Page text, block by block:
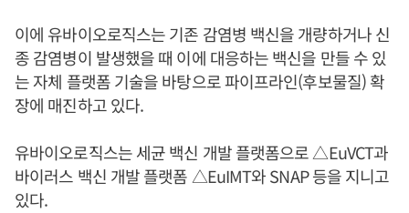
이에 유바이오로직스는 기존 감염병 백신을 개량하거나 신
종 감염병이 발생했을 때 이에 대응하는 백신을 만들 수 있
는 자체 플랫폼 기술을 바탕으로 파이프라인(후보물질) 확
장에 매진하고 있다.
유바이오로직스는 세균 백신 개발 플랫폼으로 △EuVCT과
바이러스 백신 개발 플랫폼 △EuIMT와 SNAP 등을 지니고
있다.